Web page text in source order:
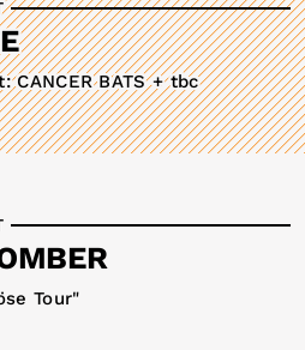
CANCER BATS + tbc
Tour"